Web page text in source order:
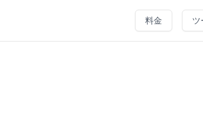
料金 ツ